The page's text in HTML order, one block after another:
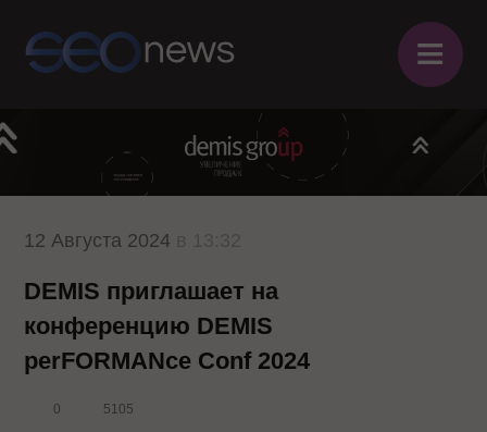
≡
12 Августа 2024
DEMIS приглашает на
конференцию DEMIS
perFORMANce Conf 2024
0 5105